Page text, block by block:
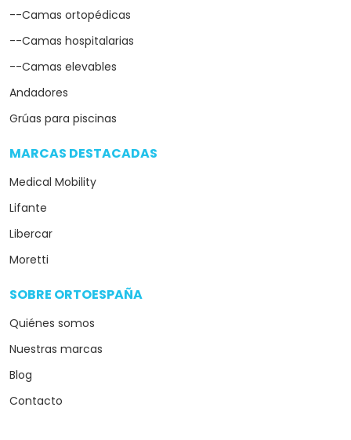
--Camas ortopédicas
--Camas hospitalarias
--Camas elevables
Andadores
Grúas para piscinas
MARCAS DESTACADAS
Medical Mobility
Lifante
Libercar
Moretti
SOBRE ORTOESPAÑA
Quiénes somos
Nuestras marcas
Blog
Contacto